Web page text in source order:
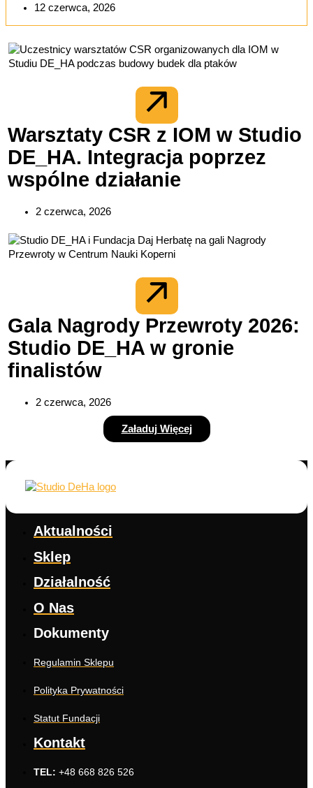
12 czerwca, 2026
Warsztaty CSR z IOM w Studio
DE_HA. Integracja poprzez
wspólne działanie
2 czerwca, 2026
Gala Nagrody Przewroty 2026:
Studio DE_HA w gronie
finalistów
2 czerwca, 2026
Załaduj Więcej
Aktualności
Sklep
Działalność
O Nas
Dokumenty
Regulamin Sklepu
Polityka Prywatności
Statut Fundacji
Kontakt
TEL: +48 668 826 526